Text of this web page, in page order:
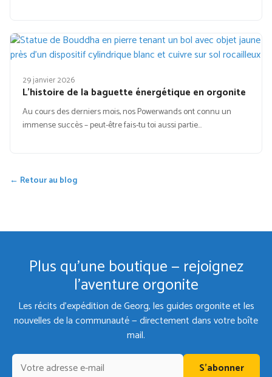
29 janvier 2026
L’histoire de la baguette énergétique en orgonite
Au cours des derniers mois, nos Powerwands ont connu un
immense succès – peut-être fais-tu toi aussi partie…
← Retour au blog
Plus qu'une boutique — rejoignez
l'aventure orgonite
Les récits d'expédition de Georg, les guides orgonite et les
nouvelles de la communauté — directement dans votre boîte
mail.
S'abonner